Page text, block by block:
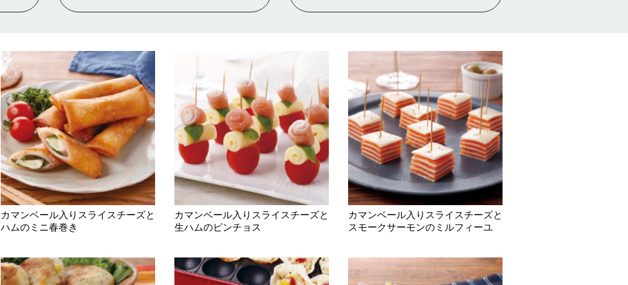
カマンベール入りスライスチーズと
ハムのミニ春巻き
カマンベール入りスライスチーズと
生ハムのピンチョス
カマンベール入りスライスチーズと
スモークサーモンのミルフィーユ